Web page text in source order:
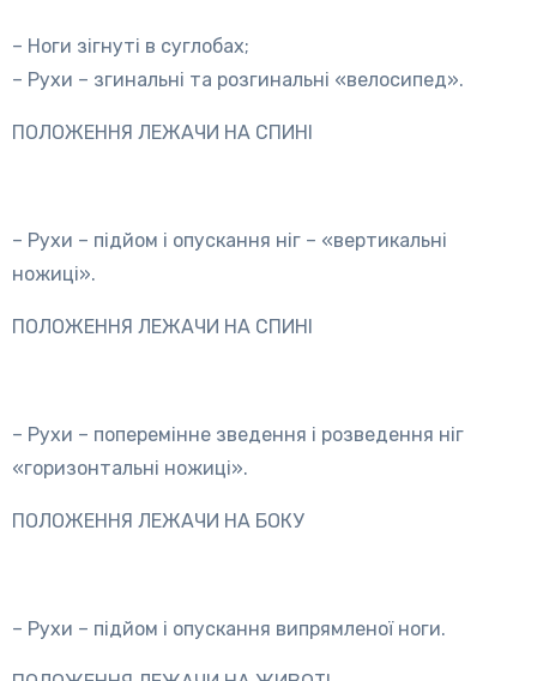
– Ноги зігнуті в суглобах;
– Рухи – згинальні та розгинальні «велосипед».
ПОЛОЖЕННЯ ЛЕЖАЧИ НА СПИНІ
– Рухи – підйом і опускання ніг – «вертикальні
ножиці».
ПОЛОЖЕННЯ ЛЕЖАЧИ НА СПИНІ
– Рухи – поперемінне зведення і розведення ніг
«горизонтальні ножиці».
ПОЛОЖЕННЯ ЛЕЖАЧИ НА БОКУ
– Рухи – підйом і опускання випрямленої ноги.